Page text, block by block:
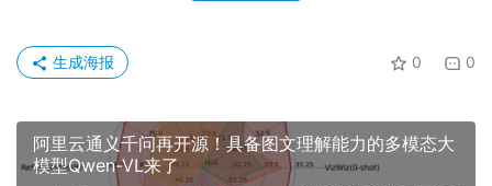
0 0
生成海报
阿里云通义千问再开源！具备图文理解能力的多模态大
模型Qwen-VL来了